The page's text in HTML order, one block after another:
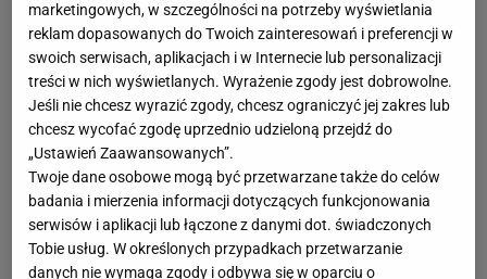
marketingowych, w szczególności na potrzeby wyświetlania
reklam dopasowanych do Twoich zainteresowań i preferencji w
swoich serwisach, aplikacjach i w Internecie lub personalizacji
treści w nich wyświetlanych. Wyrażenie zgody jest dobrowolne.
Jeśli nie chcesz wyrazić zgody, chcesz ograniczyć jej zakres lub
chcesz wycofać zgodę uprzednio udzieloną przejdź do
„Ustawień Zaawansowanych”.
Twoje dane osobowe mogą być przetwarzane także do celów
badania i mierzenia informacji dotyczących funkcjonowania
serwisów i aplikacji lub łączone z danymi dot. świadczonych
Tobie usług. W określonych przypadkach przetwarzanie
danych nie wymaga zgody i odbywa się w oparciu o